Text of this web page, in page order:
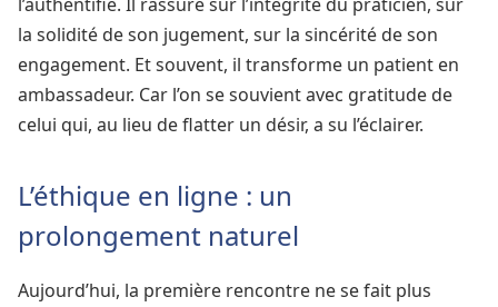
la solidité de son jugement, sur la sincérité de son
engagement. Et souvent, il transforme un patient en
ambassadeur. Car l’on se souvient avec gratitude de
celui qui, au lieu de flatter un désir, a su l’éclairer.
L’éthique en ligne : un
prolongement naturel
Aujourd’hui, la première rencontre ne se fait plus